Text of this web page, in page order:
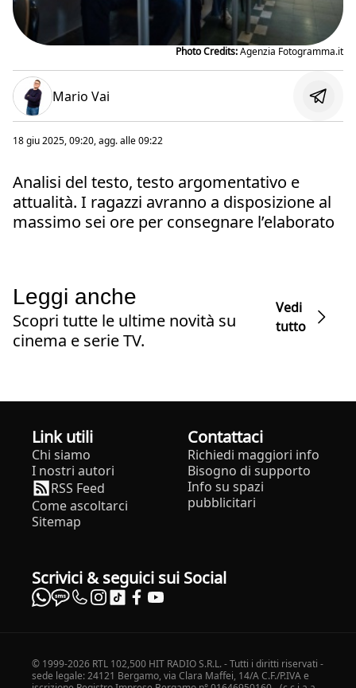
Photo Credits:Agenzia Fotogramma.it
Mario Vai
18 giu 2025, 09:20, agg. alle09:22
Analisi del testo, testo argomentativo e
attualità. I ragazzi avranno a disposizione al
massimo sei ore per consegnare l’elaborato
Leggi anche
Scopri tutte le ultime novità su
cinema e serie TV.
Vedi
tutto
Link utili
Chi siamo
I nostri autori
RSS Feed
Come ascoltarci
Sitemap
Contattaci
Richiedi maggiori info
Bisogno di supporto
Info su spazi
pubblicitari
Scrivici & seguici sui Social
© 1999-2026 RTL 102,500 HIT RADIO S.R.L. - Tutti i diritti riservati -
sede legale: 24121 Bergamo, via Clara Maffei, 14/A C.F./P.IVA e